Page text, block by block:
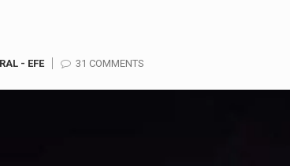
- EFE 31 COMMENTS